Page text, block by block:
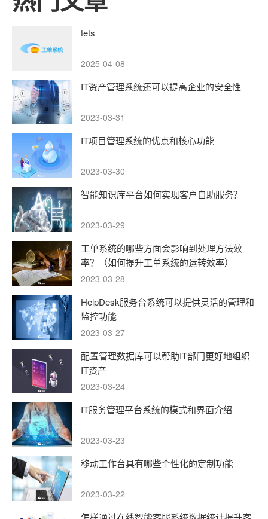
tets
2025-04-08
IT资产管理系统还可以提高企业的安全性
2023-03-31
IT项目管理系统的优点和核心功能
2023-03-30
智能知识库平台如何实现客户自助服务？
2023-03-29
工单系统的哪些方面会影响到处理方法效
率？（如何提升工单系统的运转效率）
2023-03-28
HelpDesk服务台系统可以提供灵活的管理和
监控功能
2023-03-27
配置管理数据库可以帮助IT部门更好地组织
IT资产
2023-03-24
IT服务管理平台系统的模式和界面介绍
2023-03-23
移动工作台具有哪些个性化的定制功能
2023-03-22